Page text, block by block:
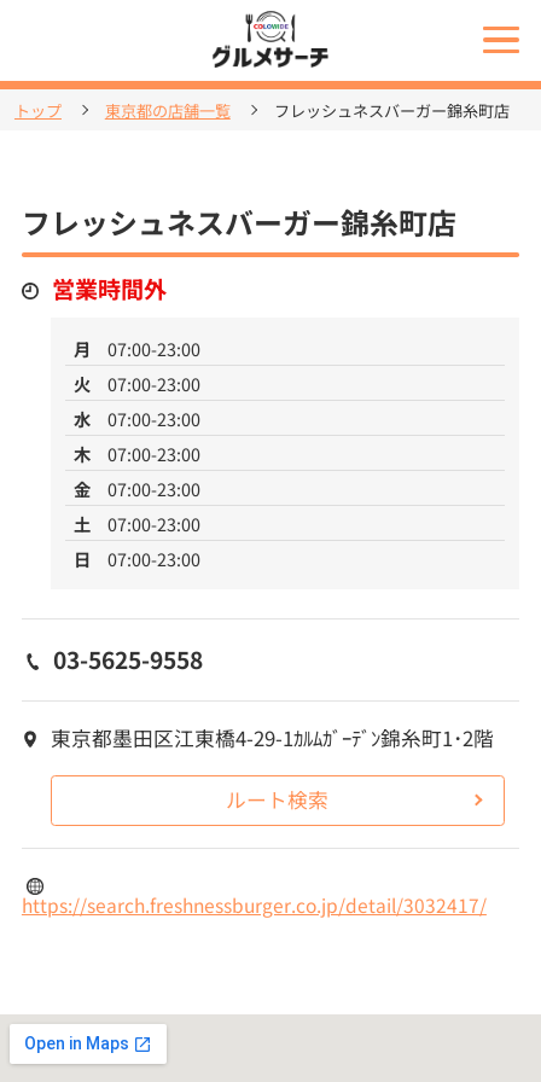
トップ 東京都の店舗一覧 フレッシュネスバーガー錦糸町店
フレッシュネスバーガー錦糸町店
営業時間外
月
07:00-23:00
火
07:00-23:00
水
07:00-23:00
木
07:00-23:00
金
07:00-23:00
土
07:00-23:00
日
07:00-23:00
03-5625-9558
東京都墨田区江東橋4-29-1ｶﾙﾑｶﾞｰﾃﾞﾝ錦糸町1･2階
ルート検索
https://search.freshnessburger.co.jp/detail/3032417/